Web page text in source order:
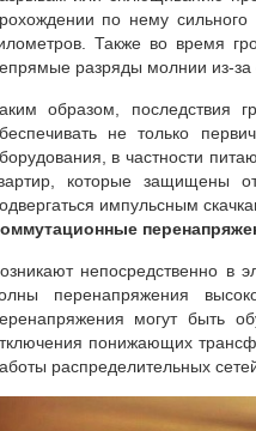
по нему сильного
Также во время
разряды молнии из-за
образом, последствия
не только
в частности
которые защищены
импульсным
непосредственно в
перенапряжения
могут быть
понижающих
распределительных